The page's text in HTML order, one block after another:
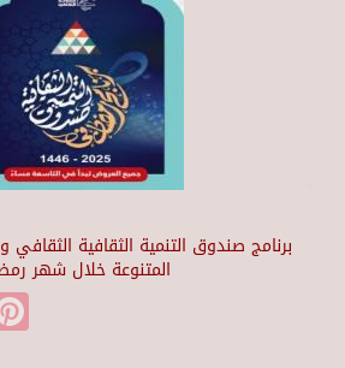
برنامج صندوق التنمية الثقافية الثقافي
المتنوعة خلال شهر